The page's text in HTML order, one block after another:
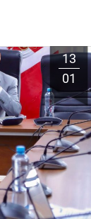
13
01